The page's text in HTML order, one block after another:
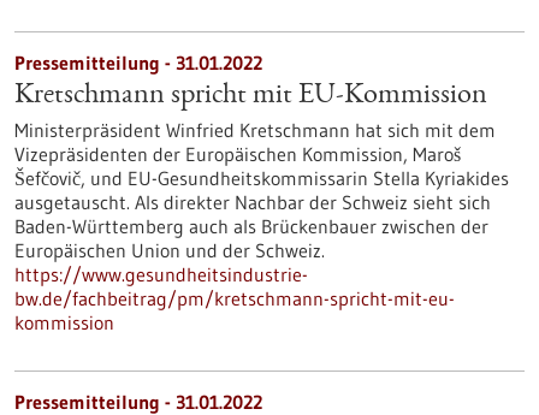
Pressemitteilung - 31.01.2022
Kretschmann spricht mit EU-Kommission
Ministerpräsident Winfried Kretschmann hat sich mit dem
Vizepräsidenten der Europäischen Kommission, Maroš
Šefčovič, und EU-Gesundheitskommissarin Stella Kyriakides
ausgetauscht. Als direkter Nachbar der Schweiz sieht sich
Baden-Württemberg auch als Brückenbauer zwischen der
Europäischen Union und der Schweiz.
https://www.gesundheitsindustrie-
bw.de/fachbeitrag/pm/kretschmann-spricht-mit-eu-
kommission
Pressemitteilung - 31.01.2022